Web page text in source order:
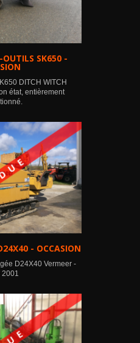
SK650 -
DITCH WITCH
état, entièrement
- OCCASION
D24X40 Vermeer -
2001